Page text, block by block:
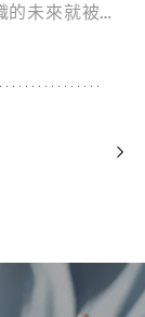
未來就被打